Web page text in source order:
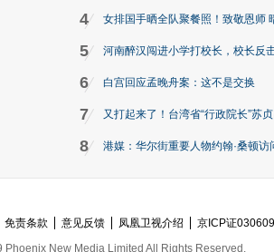
4 女排国手晒全队聚餐照！致敬恩师
5 河南醉汉闯进小学打校长，校长反
6 白宫回应孟晚舟案：这不是交换
7 又打起来了！台湾省“行政院长”苏
8 港媒：华尔街重要人物约翰·桑顿访
免责条款 意见反馈 凤凰卫视介绍 京ICP证
New Media Limited All Rights Reserved.